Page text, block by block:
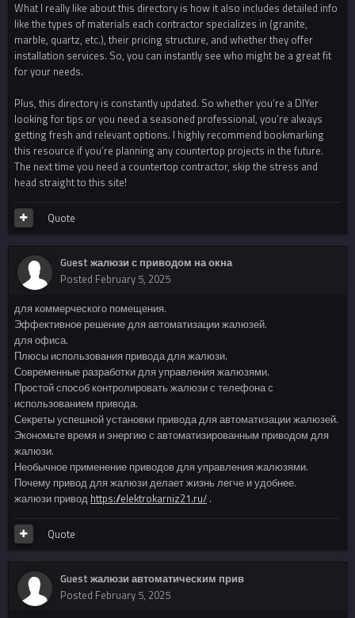
What I really like about this directory is how it also includes detailed info
like the types of materials each contractor specializes in (granite,
marble, quartz, etc.), their pricing structure, and whether they offer
installation services. So, you can instantly see who might be a great fit
for your needs.
Plus, this directory is constantly updated. So whether you’re a DIYer
looking for tips or you need a seasoned professional, you’re always
getting fresh and relevant options. I highly recommend bookmarking
this resource if you’re planning any countertop projects in the future.
The next time you need a countertop contractor, skip the stress and
head straight to this site!
Quote
Guest жалюзи с приводом на окна
Posted February 5, 2025
для коммерческого помещения.
Эффективное решение для автоматизации жалюзей.
для офиса.
Плюсы использования привода для жалюзи.
Современные разработки для управления жалюзями.
Простой способ контролировать жалюзи с телефона с
использованием привода.
Секреты успешной установки привода для автоматизации жалюзей.
Экономьте время и энергию с автоматизированным приводом для
жалюзи.
Необычное применение приводов для управления жалюзями.
Почему привод для жалюзи делает жизнь легче и удобнее.
жалюзи привод https://elektrokarniz21.ru/ .
Quote
Guest жалюзи автоматическим прив
Posted February 5, 2025